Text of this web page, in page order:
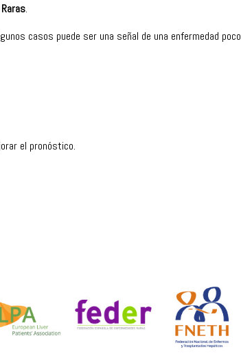
.
casos puede ser una señal de una enfermedad poco
el pronóstico.